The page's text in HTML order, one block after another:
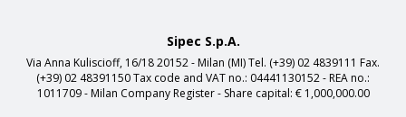
Sipec S.p.A.
Via Anna Kuliscioff, 16/18 20152 - Milan (MI) Tel. (+39) 02 4839111 Fax.
(+39) 02 48391150 Tax code and VAT no.: 04441130152 - REA no.:
1011709 - Milan Company Register - Share capital: € 1,000,000.00